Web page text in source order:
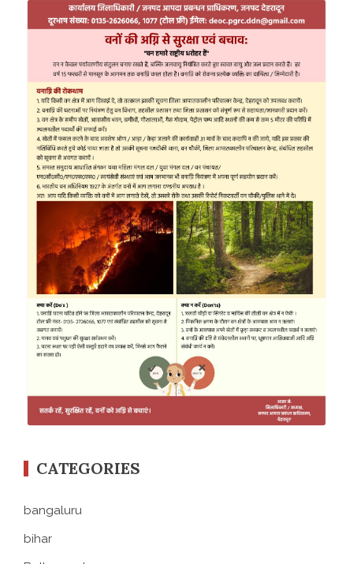
CATEGORIES
bangaluru
bihar